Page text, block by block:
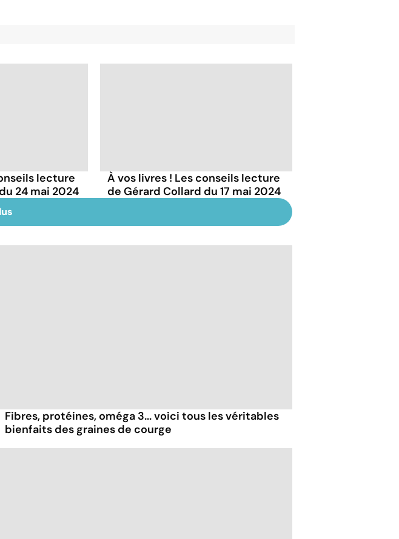
lecture
24 mai 2024
À vos livres ! Les conseils lecture
de Gérard Collard du 17 mai 2024
Fibres, protéines, oméga 3... voici tous les véritables
bienfaits des graines de courge